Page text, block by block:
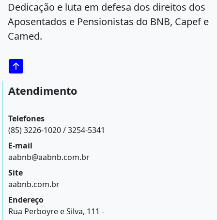
Dedicação e luta em defesa dos direitos dos
Aposentados e Pensionistas do BNB, Capef e
Camed.
Atendimento
Telefones
(85) 3226-1020 / 3254-5341
E-mail
aabnb@aabnb.com.br
Site
aabnb.com.br
Endereço
Rua Perboyre e Silva, 111 -